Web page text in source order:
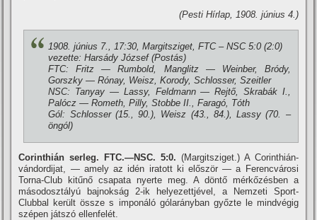
(Pesti Hí­rlap, 1908. június 4.)
1908. június 7., 17:30, Margitsziget, FTC – NSC 5:0 (2:0)
vezette: Harsády József (Postás)
FTC: Fritz — Rumbold, Manglitz — Weinber, Bródy,
Gorszky — Rónay, Weisz, Korody, Schlosser, Szeitler
NSC: Tanyay — Lassy, Feldmann — Rejtő, Skrabák I.,
Palócz — Rometh, Pilly, Stobbe II., Faragó, Tóth
Gól: Schlosser (15., 90.), Weisz (43., 84.), Lassy (70. –
öngól)
Corinthián serleg. FTC.—NSC. 5:0. (Margitsziget.) A Corinthián-
vándordijat, — amely az idén iratott ki először — a Ferencvárosi
Torna-Club kitűnő csapata nyerte meg. A döntő mérkőzésben a
másodosztályú bajnokság 2-ik helyezettjével, a Nemzeti Sport-
Clubbal került össze s imponáló gólarányban győzte le mindvégig
szépen játszó ellenfelét.